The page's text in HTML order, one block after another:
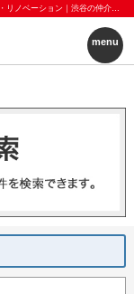
台東区の町名一覧｜売買物件検索｜江戸川区の不動産購入・不動産売却・リノベーション｜渋谷の仲介＋αプラスアルファ｜ロケット不動産株式会社
menu